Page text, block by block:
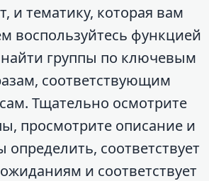
и тематику, которая вам
воспользуйтесь функцией
группы по ключевым
соответствующим
Тщательно осмотрите
просмотрите описание и
определить, соответствует
и соответствует